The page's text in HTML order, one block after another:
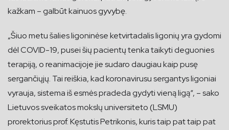
kažkam – galbūt kainuos gyvybę.
„Šiuo metu šalies ligoninėse ketvirtadalis ligonių yra gydomi
dėl COVID-19, pusei šių pacientų tenka taikyti deguonies
terapiją, o reanimacijoje jie sudaro daugiau kaip pusę
sergančiųjų. Tai reiškia, kad koronavirusu sergantys ligoniai
vyrauja, sistema iš esmės pradeda gydyti vieną ligą“, – sako
Lietuvos sveikatos mokslų universiteto (LSMU)
prorektorius prof. Kęstutis Petrikonis, kuris taip pat taip pat